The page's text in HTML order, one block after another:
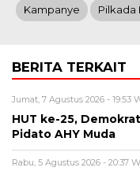
Kampanye Pilkada
BERITA TERKAIT
Jumat, 7 Agustus 2026 - 19:53
HUT ke-25,
Pidato AHY Muda
Rabu, 5 Agustus 2026 - 20:37